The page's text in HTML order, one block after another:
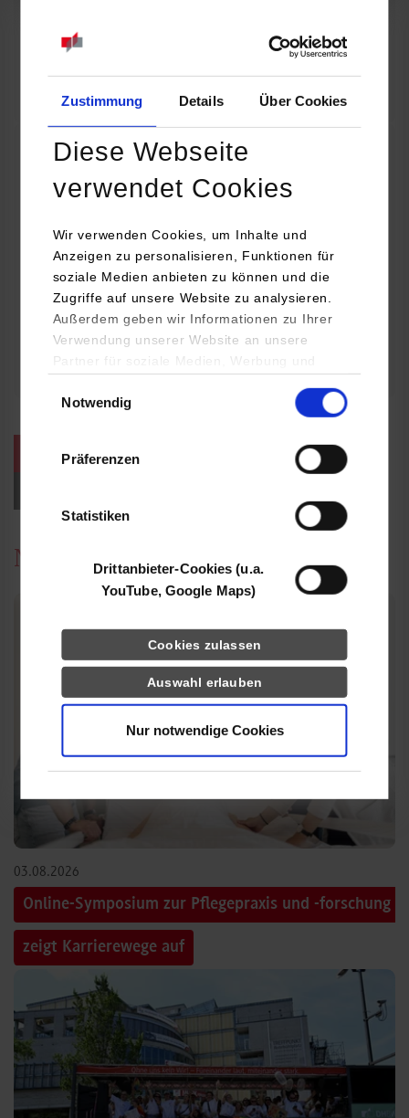
Zustimmung Details Über Cookies
Diese Webseite
verwendet Cookies
Wir verwenden Cookies, um Inhalte und
Anzeigen zu personalisieren, Funktionen für
soziale Medien anbieten zu können und die
Zugriffe auf unsere Website zu analysieren.
Außerdem geben wir Informationen zu Ihrer
Verwendung unserer Website an unsere
Partner für soziale Medien, Werbung und
YouTube, Google Maps) führen diese
Daten zusammen, die Sie ihnen bereitgestellt
haben oder die sie im Rahmen Ihrer Nutzung
Notwendig
Präferenzen
Statistiken
Drittanbieter-Cookies (u.a.
YouTube, Google Maps)
Cookies zulassen
Auswahl erlauben
Nur notwendige Cookies
Online INDIS-Infoveranstaltung für Studierende
Zum Event
Technologietag: Clean Urban Transportation –
nachhaltige Mobilität im (sub)urbanen Umfeld
16.09.2026 - 17.09.2026
Im Mittelpunkt stehen elektrische Antriebe, moderne
Batterietechnologien und innovative Fahrzeugkonzepte für
nachhaltige Mobilität in Stadt und…
weitere Veranstaltungen / Termine
News
03.08.2026
Online-Symposium zur Pflegepraxis und -forschung
zeigt Karrierewege auf